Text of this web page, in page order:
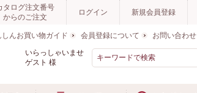
タログ注文番号
からのご注文
ログイン 新規会員登録
しんお買い物ガイド 会員登録について お問い合わせ
いらっしゃいませ
ゲスト 様